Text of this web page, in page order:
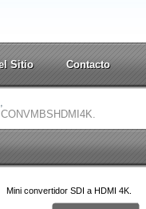
Sitio Contacto
CONVMBSHDMI4K.
Mini convertidor SDI a HDMI 4K.